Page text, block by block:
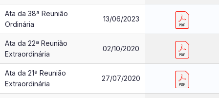
Ata da 38ª Reunião
Ordinária
13/06/2023
Ata da 22ª Reunião
Extraordinária
02/10/2020
Ata da 21ª Reunião
Extraordinária
27/07/2020